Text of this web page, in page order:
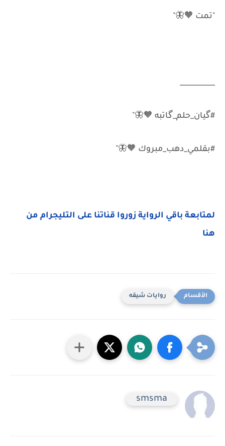
"تمت 🧡🦋"
__________
#گيان_حلم_گاتبه 🧡🦋"
#بقلمي_دهب_مبروك 🧡🦋"
لمتابعة باقي الرواية زوروا قناتنا على التليجرام من
هنا
روايات شيقه
smsma